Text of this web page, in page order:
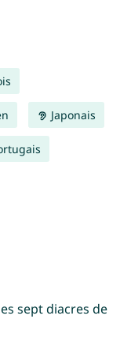
Japonais
sept diacres de